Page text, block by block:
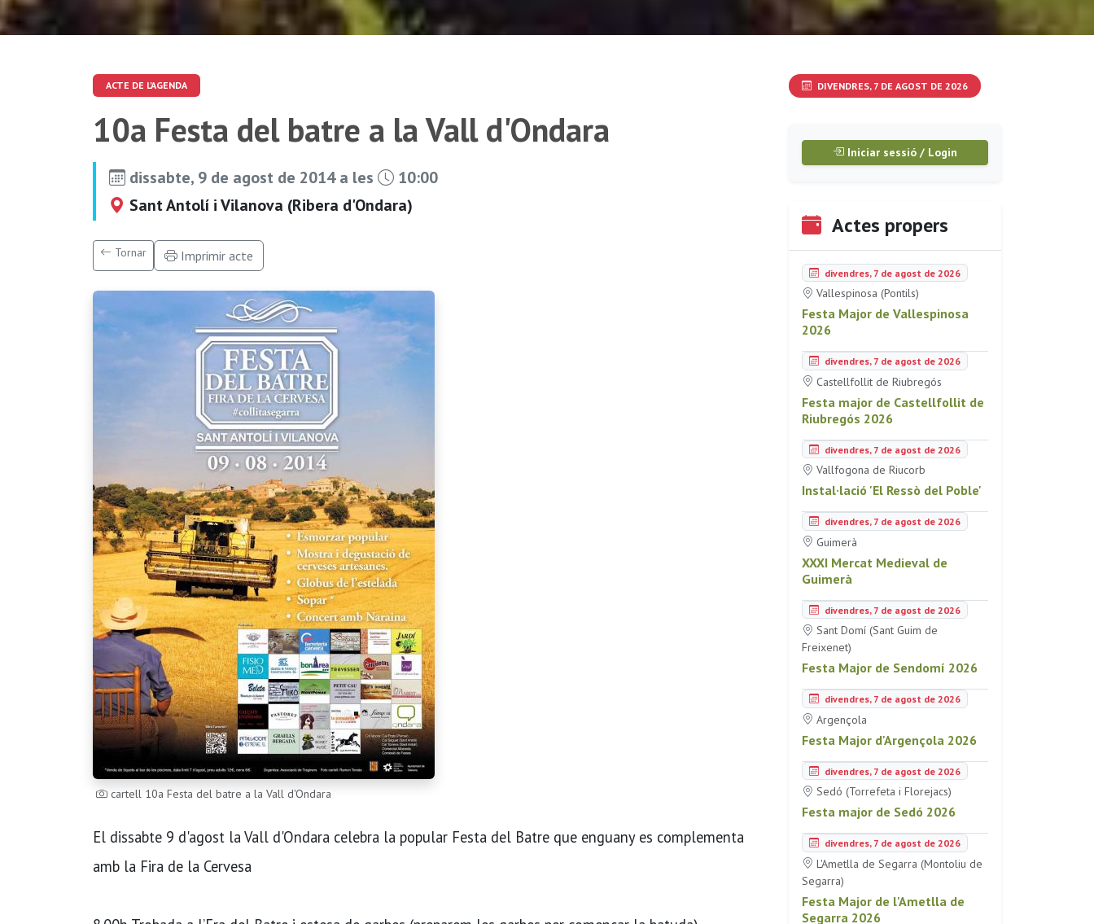
ACTE DE L'AGENDA
10a Festa del batre a la Vall d'Ondara
dissabte, 9 de agost de 2014 a les
10:00
Sant Antolí i Vilanova (Ribera d'Ondara)
Tornar Imprimir acte
cartell 10a Festa del batre a la Vall d'Ondara
El dissabte 9 d'agost la Vall d'Ondara celebra la popular Festa del Batre que enguany es complementa
amb la Fira de la Cervesa
DIVENDRES, 7 DE AGOST DE 2026
Iniciar sessió / Login
Actes propers
divendres, 7 de agost de 2026
Vallespinosa (Pontils)
Festa Major de Vallespinosa
2026
divendres, 7 de agost de 2026
Castellfollit de Riubregós
Festa major de Castellfollit de
Riubregós 2026
divendres, 7 de agost de 2026
Vallfogona de Riucorb
Instal·lació 'El Ressò del Poble'
divendres, 7 de agost de 2026
Guimerà
XXXI Mercat Medieval de
Guimerà
divendres, 7 de agost de 2026
Sant Domí (Sant Guim de
Freixenet)
Festa Major de Sendomí 2026
divendres, 7 de agost de 2026
Argençola
Festa Major d'Argençola 2026
divendres, 7 de agost de 2026
Sedó (Torrefeta i Florejacs)
Festa major de Sedó 2026
divendres, 7 de agost de 2026
L'Ametlla de Segarra (Montoliu de
Segarra)
Festa Major de l'Ametlla de
Segarra 2026